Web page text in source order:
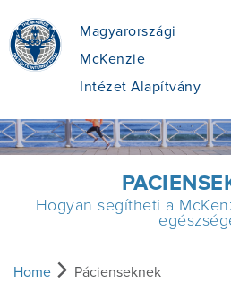
Magyarországi
McKenzie
Intézet Alapítvány
HOME
PÁCIENSEKNEK
MI A MCKENZIE FÉLE
SZAKEMBEREKNEK
Hogyan segítheti a
Pácienseknek
Home Pácienseknek